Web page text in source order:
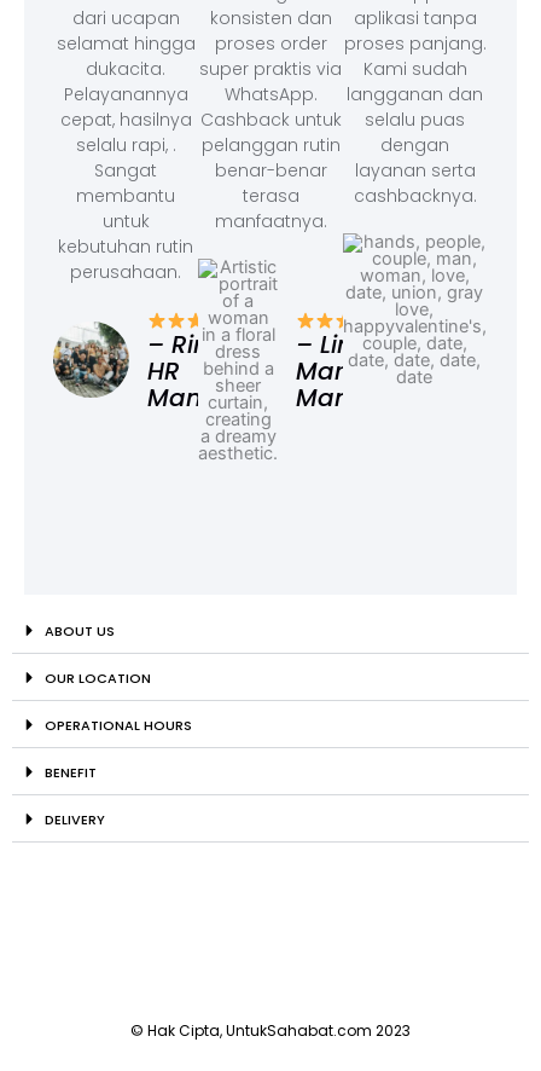
dari ucapan
selamat hingga
dukacita.
Pelayanannya
cepat, hasilnya
selalu rapi, .
Sangat
membantu
untuk
kebutuhan rutin
perusahaan.
– Rina,
HR
Manager
konsisten dan
proses order
super praktis via
WhatsApp.
Cashback untuk
pelanggan rutin
benar-benar
terasa
manfaatnya.
– Linda,
Marketing
Manager
aplikasi tanpa
proses panjang.
Kami sudah
langganan dan
selalu puas
dengan
layanan serta
cashbacknya.
ABOUT US
OUR LOCATION
OPERATIONAL HOURS
BENEFIT
DELIVERY
© Hak Cipta, UntukSahabat.com 2023